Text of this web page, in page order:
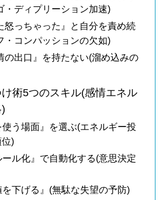
・ディプリーション加速)
怒っちゃった』と自分を責め続
・コンパッションの欠如)
の出口』を持たない(溜め込みの
術5つのスキル(感情エネル
使う場面』を選ぶ(エネルギー投
)
ール化』で自動化する(意思決定
を下げる』(無駄な失望の予防)